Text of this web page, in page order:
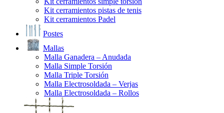
Kit cerramientos pistas de tenis
Kit cerramientos Padel
Postes
Mallas
Malla Ganadera – Anudada
Malla Simple Torsión
Malla Triple Torsión
Malla Electrosoldada – Verjas
Malla Electrosoldada – Rollos